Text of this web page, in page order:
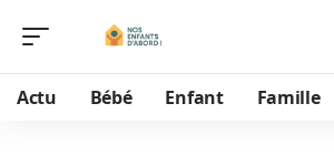
Actu Bébé Enfant Famille